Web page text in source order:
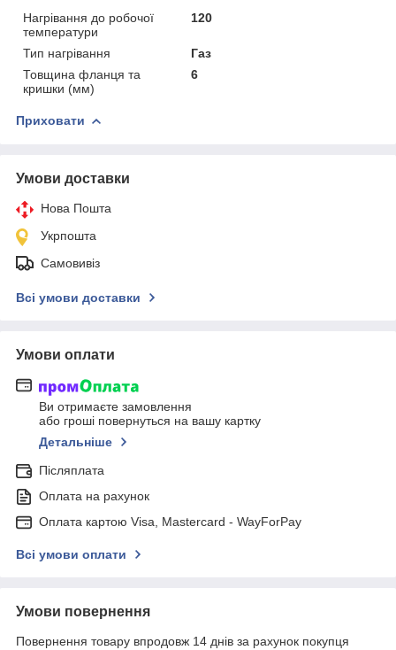
Нагрівання до робочої
температури
120
Тип нагрівання
Газ
Товщина фланця та
кришки (мм)
6
Приховати
Умови доставки
Нова Пошта
Укрпошта
Самовивіз
Всі умови доставки
Умови оплати
Ви отримаєте замовлення
або гроші повернуться на вашу картку
Детальніше
Післяплата
Оплата на рахунок
Оплата картою Visa, Mastercard - WayForPay
Всі умови оплати
Умови повернення
Повернення товару впродовж 14 днів за рахунок покупця